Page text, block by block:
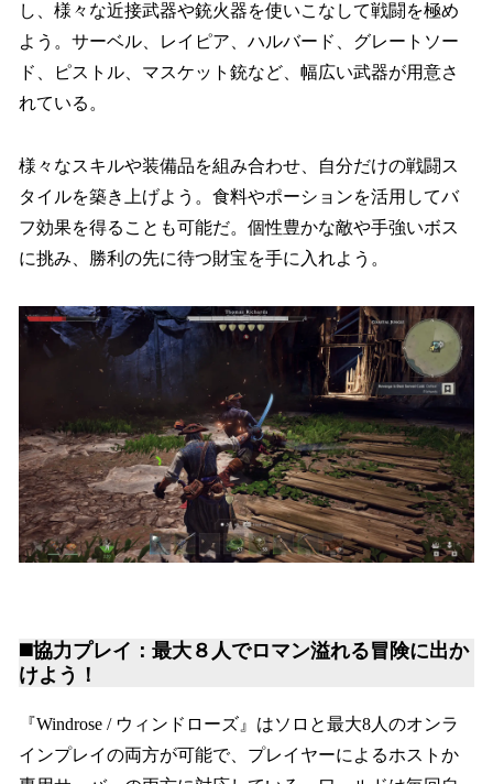
し、様々な近接武器や銃火器を使いこなして戦闘を極め
よう。サーベル、レイピア、ハルバード、グレートソー
ド、ピストル、マスケット銃など、幅広い武器が用意さ
れている。
様々なスキルや装備品を組み合わせ、自分だけの戦闘ス
タイルを築き上げよう。食料やポーションを活用してバ
フ効果を得ることも可能だ。個性豊かな敵や手強いボス
に挑み、勝利の先に待つ財宝を手に入れよう。
◼️協力プレイ：最大８人でロマン溢れる冒険に出か
けよう！
『Windrose / ウィンドローズ』はソロと最大8人のオンラ
インプレイの両方が可能で、プレイヤーによるホストか